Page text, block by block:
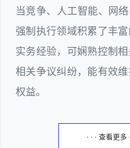
当竞争、人工智能、网
强制执行领域积累了丰
实务经验，可娴熟控制
相关争议纠纷，能有效
权益。
· · · 查看更多